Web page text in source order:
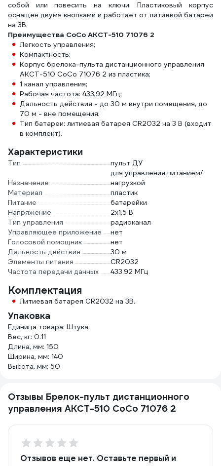
собой или повесить на ключи. Пластиковый корпус
оснащен двумя кнопками и работает от литиевой батареи
на 3В.
Преимущества CoCo AKCT-510 71076 2
Легкость управления;
Компактность;
Корпус брелока-пульта дистанционного управления
AKCT-510 CoCo 71076 2 из пластика;
1 канал управления;
Рабочая частота: 433,92 МГц;
Дальность действия - до 30 м внутри помещения, до
70 м - вне помещения;
Тип батареи: литиевая батарея CR2032 на 3 В (входит
в комплект).
Характеристики
Тип пульт ДУ
Назначение
для управления питанием/
нагрузкой
Материал
пластик
Питание
батарейки
Напряжение
2х1.5 В
Тип управления
радиоканал
Управляющее приложение
нет
Голосовой помощник
нет
Дальность действия
30 м
Элементы питания
CR2032
Частота передачи данных
433.92 МГц
Комплектация
Литиевая батарея CR2032 на 3В.
Упаковка
Единица товара: Штука
Вес, кг: 0.11
Длина, мм: 150
Ширина, мм: 140
Высота, мм: 50
Отзывы Брелок-пульт дистанционного
управления AKCT-510 CoCo 71076 2
Отзывов еще нет. Оставьте первый и